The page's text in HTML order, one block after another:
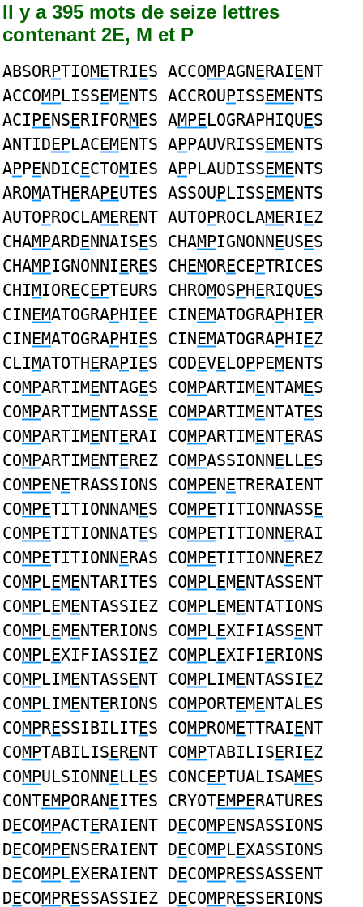
Il y a 395 mots de seize lettres
contenant 2E, M et P
ABSORPTIOMETRIES ACCOMPAGNERAIENT
ACCOMPLISSEMENTS ACCROUPISSEMENTS
ACIPENSERIFORMES AMPELOGRAPHIQUES
ANTIDEPLACEMENTS APPAUVRISSEMENTS
APPENDICECTOMIES APPLAUDISSEMENTS
AROMATHERAPEUTES ASSOUPLISSEMENTS
AUTOPROCLAMERENT AUTOPROCLAMERIEZ
CHAMPARDENNAISES CHAMPIGNONNEUSES
CHAMPIGNONNIERES CHEMORECEPTRICES
CHIMIORECEPTEURS CHROMOSPHERIQUES
CINEMATOGRAPHIEE CINEMATOGRAPHIER
CINEMATOGRAPHIES CINEMATOGRAPHIEZ
CLIMATOTHERAPIES CODEVELOPPEMENTS
COMPARTIMENTAGES COMPARTIMENTAMES
COMPARTIMENTASSE COMPARTIMENTATES
COMPARTIMENTERAI COMPARTIMENTERAS
COMPARTIMENTEREZ COMPASSIONNELLES
COMPENETRASSIONS COMPENETRERAIENT
COMPETITIONNAMES COMPETITIONNASSE
COMPETITIONNATES COMPETITIONNERAI
COMPETITIONNERAS COMPETITIONNEREZ
COMPLEMENTARITES COMPLEMENTASSENT
COMPLEMENTASSIEZ COMPLEMENTATIONS
COMPLEMENTERIONS COMPLEXIFIASSENT
COMPLEXIFIASSIEZ COMPLEXIFIERIONS
COMPLIMENTASSENT COMPLIMENTASSIEZ
COMPLIMENTERIONS COMPORTEMENTALES
COMPRESSIBILITES COMPROMETTRAIENT
COMPTABILISERENT COMPTABILISERIEZ
COMPULSIONNELLES CONCEPTUALISAMES
CONTEMPORANEITES CRYOTEMPERATURES
DECOMPACTERAIENT DECOMPENSASSIONS
DECOMPENSERAIENT DECOMPLEXASSIONS
DECOMPLEXERAIENT DECOMPRESSASSENT
DECOMPRESSASSIEZ DECOMPRESSERIONS